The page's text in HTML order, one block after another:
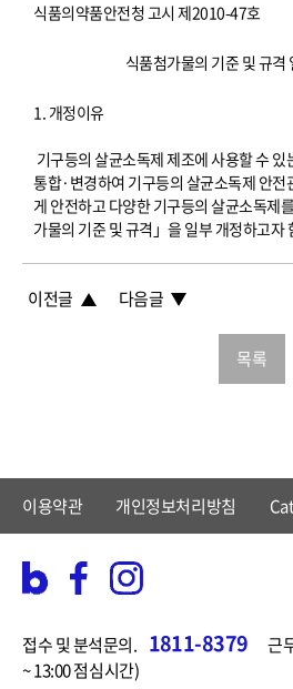
식품의약품안전청 고시 제2010-47호
식품첨가물의 기준 및 규격
1. 개정이유
기구등의 살균소독제 제조에 사용할 수
통합·변경하여 기구등의 살균소독제 안
게 안전하고 다양한 기구등의 살균소독제
가물의 기준 및 규격」을 일부 개정하고자
이전글 다음글
목록
이용약관 개인정보처리방침
접수 및 분석문의. 1811-8379
근
~ 13:00 점심시간)